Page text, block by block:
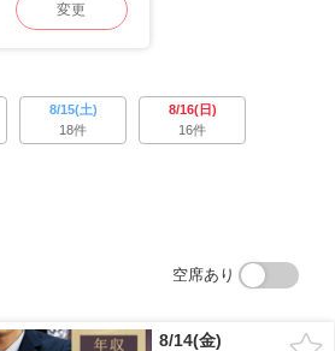
変更
8/15(土)
18件
8/16(日)
16件
空席あり
8/14(金)